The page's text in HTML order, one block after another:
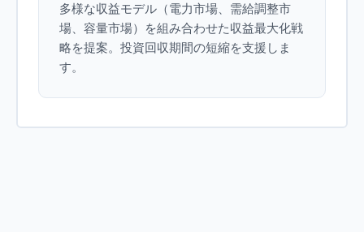
多様な収益モデル（電力市場、需給調整市
場、容量市場）を組み合わせた収益最大化戦
略を提案。投資回収期間の短縮を支援しま
す。